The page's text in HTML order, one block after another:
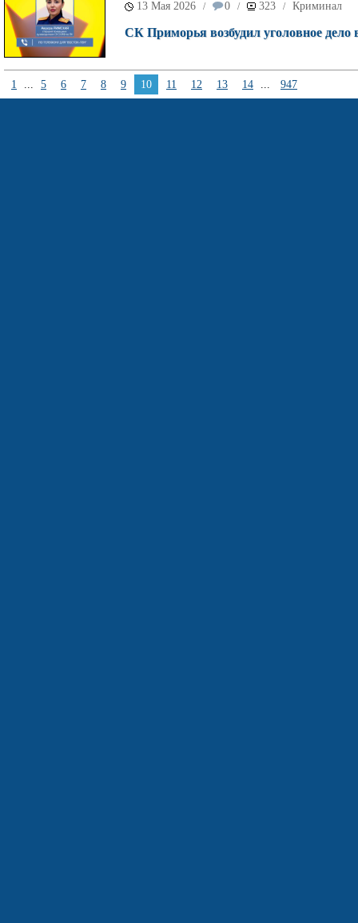
13 Мая 2026 / 0 / 323 / Криминал
СК Приморья возбудил уголовное
1 ... 5 6 7 8 9 10 11 12 13 14 ... 947